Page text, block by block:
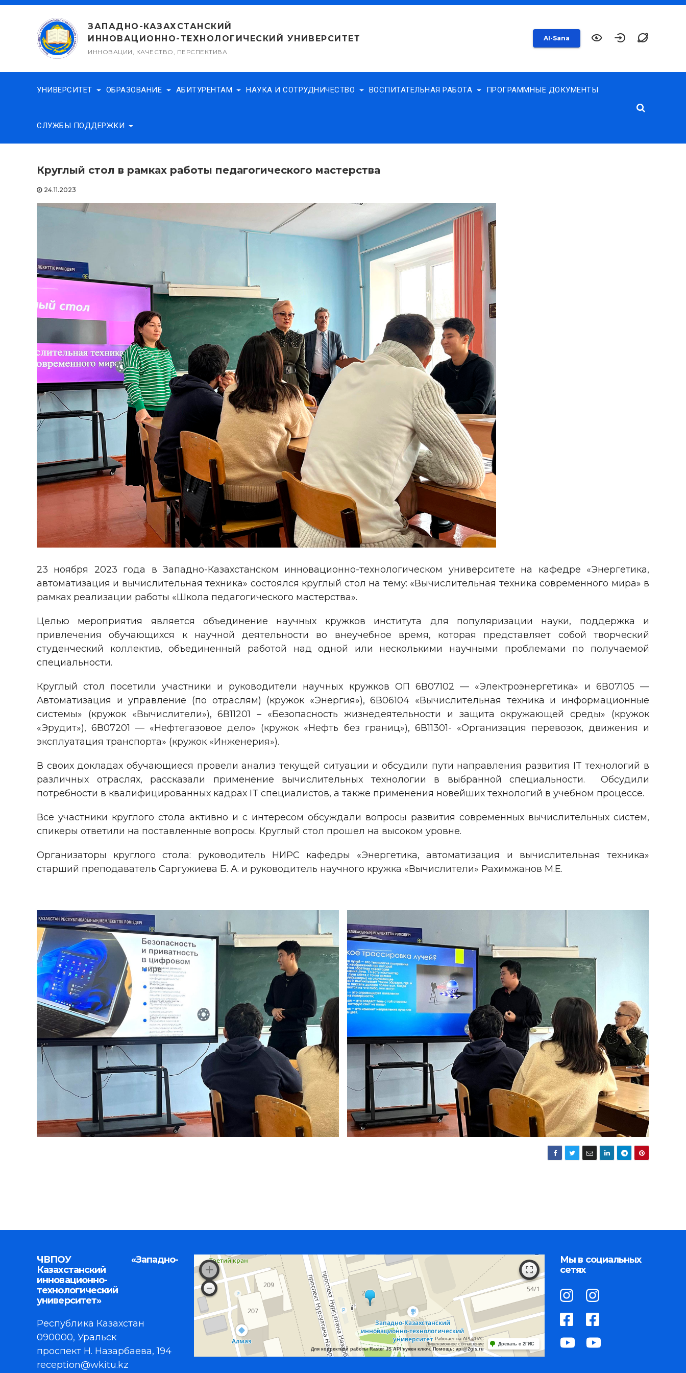
Перейти
содержимому
ЗАПАДНО-КАЗАХСТАНСКИЙ
ИННОВАЦИОННО-ТЕХНОЛОГИЧЕСКИЙ УНИВЕРСИТЕТ
ИННОВАЦИИ, КАЧЕСТВО, ПЕРСПЕКТИВА
AI-Sana
УНИВЕРСИТЕТ ОБРАЗОВАНИЕ АБИТУРЕНТАМ НАУКА И СОТРУДНИЧЕСТВО ВОСПИТАТЕЛЬНАЯ РАБОТА ПРОГРАММНЫЕ ДОКУМЕНТЫ
СЛУЖБЫ ПОДДЕРЖКИ
Круглый стол в рамках работы педагогического мастерства
24.11.2023
23 ноября 2023 года в Западно-Казахстанском инновационно-технологическом университете на кафедре «Энергетика,
автоматизация и вычислительная техника» состоялся круглый стол на тему: «Вычислительная техника современного мира» в
рамках реализации работы «Школа педагогического мастерства».
Целью мероприятия является объединение научных кружков института для популяризации науки, поддержка и
привлечения обучающихся к научной деятельности во внеучебное время, которая представляет собой творческий
студенческий коллектив, объединенный работой над одной или несколькими научными проблемами по получаемой
специальности.
Круглый стол посетили участники и руководители научных кружков ОП 6В07102 — «Электроэнергетика» и 6В07105 —
Автоматизация и управление (по отраслям) (кружок «Энергия»), 6В06104 «Вычислительная техника и информационные
системы» (кружок «Вычислители»), 6В11201 – «Безопасность жизнедеятельности и защита окружающей среды» (кружок
«Эрудит»), 6В07201 — «Нефтегазовое дело» (кружок «Нефть без границ»), 6В11301- «Организация перевозок, движения и
эксплуатация транспорта» (кружок «Инженерия»).
В своих докладах обучающиеся провели анализ текущей ситуации и обсудили пути направления развития IT технологий в
различных отраслях, рассказали применение вычислительных технологии в выбранной специальности. Обсудили
потребности в квалифицированных кадрах IT специалистов, а также применения новейших технологий в учебном процессе.
Все участники круглого стола активно и с интересом обсуждали вопросы развития современных вычислительных систем,
спикеры ответили на поставленные вопросы. Круглый стол прошел на высоком уровне.
Организаторы круглого стола: руководитель НИРС кафедры «Энергетика, автоматизация и вычислительная техника»
старший преподаватель Саргужиева Б. А. и руководитель научного кружка «Вычислители» Рахимжанов М.Е.
ЧВПОУ «Западно-
Казахстанский
инновационно-
технологический
университет»
Республика Казахстан
090000, Уральск
проспект Н. Назарбаева, 194
reception@wkitu.kz
Работает на API 2ГИС
Лицензионное соглашение
Для корректной работы Raster JS API нужен ключ. Помощь: api@2gis.ru
Доехать с 2ГИС
Мы в социальных
сетях